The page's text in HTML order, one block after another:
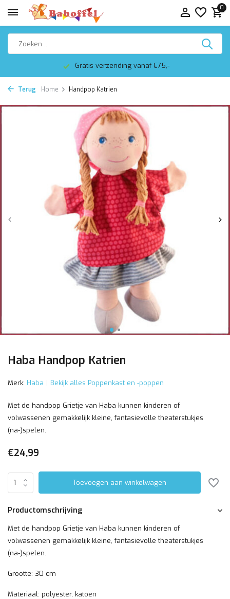
0
Gratis verzending vanaf €75,-
Terug Home Handpop Katrien
Haba Handpop Katrien
Merk: Haba Bekijk alles Poppenkast en -poppen
Met de handpop Grietje van Haba kunnen kinderen of
volwassenen gemakkelijk kleine, fantasievolle theaterstukjes
(na-)spelen.
€24,99
Toevoegen aan winkelwagen
Productomschrijving
Met de handpop Grietje van Haba kunnen kinderen of
volwassenen gemakkelijk kleine, fantasievolle theaterstukjes
(na-)spelen.
Grootte: 30 cm
Materiaal: polyester, katoen